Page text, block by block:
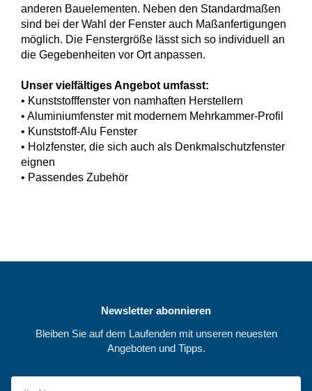
anderen Bauelementen. Neben den Standardmaßen
sind bei der Wahl der Fenster auch Maßanfertigungen
möglich. Die Fenstergröße lässt sich so individuell an
die Gegebenheiten vor Ort anpassen.
Unser vielfältiges Angebot umfasst:
• Kunststofffenster von namhaften Herstellern
• Aluminiumfenster mit modernem Mehrkammer-Profil
• Kunststoff-Alu Fenster
• Holzfenster, die sich auch als Denkmalschutzfenster
eignen
• Passendes Zubehör
Newsletter abonnieren
Bleiben Sie auf dem Laufenden mit unseren neuesten
Angeboten und Tipps.